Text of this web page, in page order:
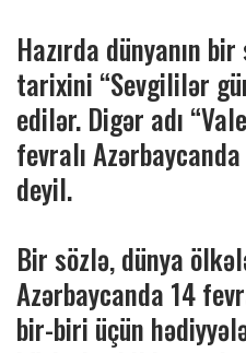
Hazırda dünyanın
tarixini “Sevgililər
edilər. Digər adı
fevralı
deyil.
Bir sözlə, dünya
Azərbaycanda 14
bir-biri üçün